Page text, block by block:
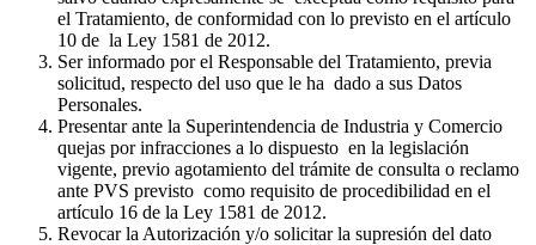
el Tratamiento, de conformidad con lo previsto en el artículo
10 de la Ley 1581 de 2012.
Ser informado por el Responsable del Tratamiento, previa
solicitud, respecto del uso que le ha dado a sus Datos
Personales.
Presentar ante la Superintendencia de Industria y Comercio
quejas por infracciones a lo dispuesto en la legislación
vigente, previo agotamiento del trámite de consulta o reclamo
ante PVS previsto como requisito de procedibilidad en el
artículo 16 de la Ley 1581 de 2012.
Revocar la Autorización y/o solicitar la supresión del dato